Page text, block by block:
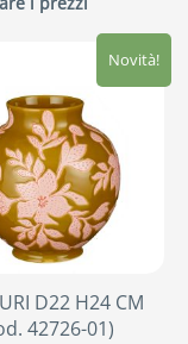
Novità!
D22 H24 CM
42726-01)